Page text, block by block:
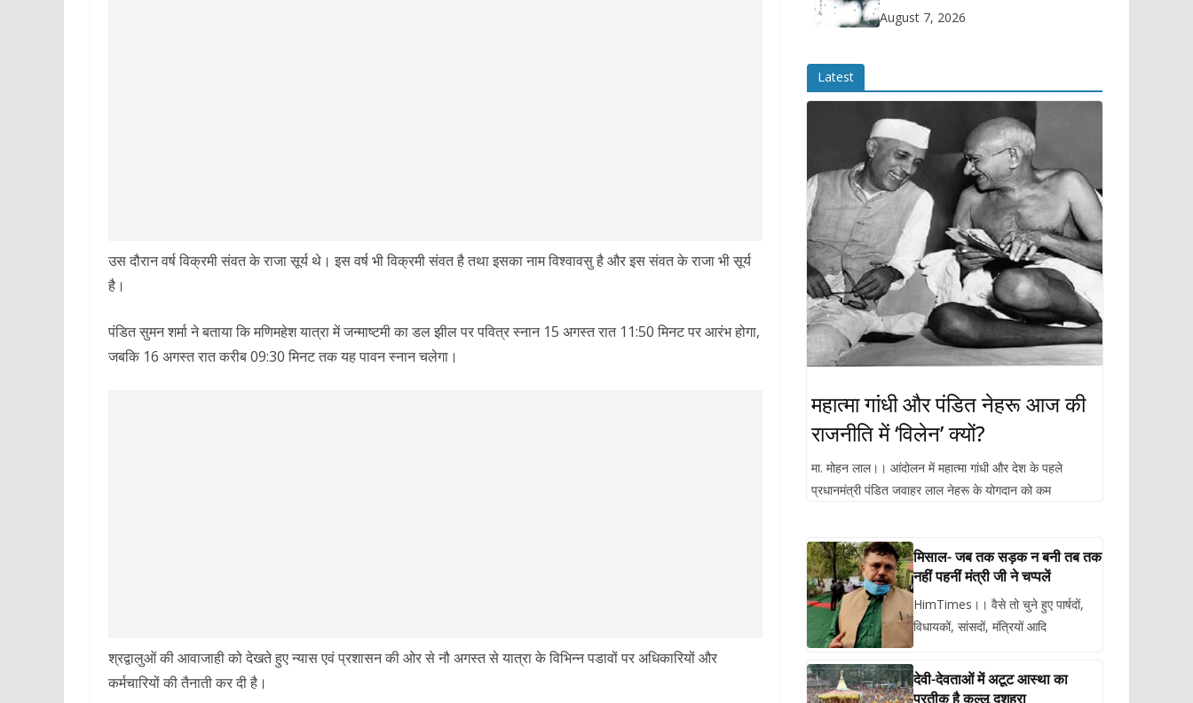
उस दौरान वर्ष विक्रमी संवत के राजा सूर्य थे। इस वर्ष भी विक्रमी संवत है तथा इसका नाम विश्वावसु है और इस संवत के राजा भी सूर्य
है।
पंडित सुमन शर्मा ने बताया कि मणिमहेश यात्रा में जन्माष्टमी का डल झील पर पवित्र स्नान 15 अगस्त रात 11:50 मिनट पर आरंभ होगा,
जबकि 16 अगस्त रात करीब 09:30 मिनट तक यह पावन स्नान चलेगा।
श्रद्वालुओं की आवाजाही को देखते हुए न्यास एवं प्रशासन की ओर से नौ अगस्त से यात्रा के विभिन्न पडावों पर अधिकारियों और
कर्मचारियों की तैनाती कर दी है।
August 7, 2026
Latest
महात्मा गांधी और पंडित नेहरू आज की
राजनीति में ‘विलेन’ क्यों?
मा. मोहन लाल।। आंदोलन में महात्मा गांधी और देश के पहले
प्रधानमंत्री पंडित जवाहर लाल नेहरू के योगदान को कम
मिसाल- जब तक सड़क न बनी तब तक
नहीं पहनीं मंत्री जी ने चप्पलें
HimTimes।। वैसे तो चुने हुए पार्षदों,
विधायकों, सांसदों, मंत्रियों आदि
देवी-देवताओं में अटूट आस्था का
प्रतीक है कुल्लू दशहरा